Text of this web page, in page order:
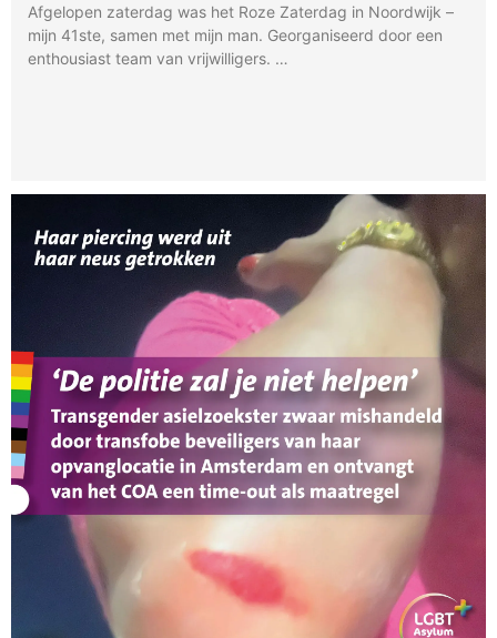
Afgelopen zaterdag was het Roze Zaterdag in Noordwijk –
mijn 41ste, samen met mijn man. Georganiseerd door een
enthousiast team van vrijwilligers. …